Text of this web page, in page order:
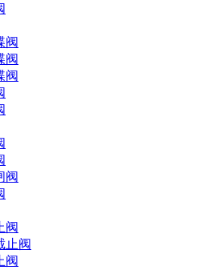
阀
阀
阀
阀
阀
止阀
阀